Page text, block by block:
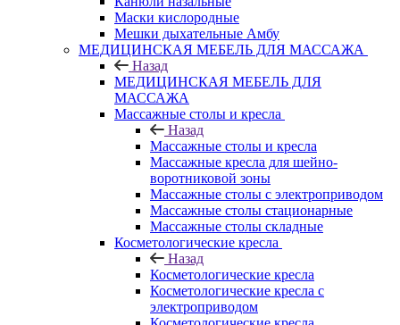
Маски кислородные
Мешки дыхательные Амбу
МЕДИЦИНСКАЯ МЕБЕЛЬ ДЛЯ МАССАЖА
Назад
МЕДИЦИНСКАЯ МЕБЕЛЬ ДЛЯ
МАССАЖА
Массажные столы и кресла
Назад
Массажные столы и кресла
Массажные кресла для шейно-
воротниковой зоны
Массажные столы с электроприводом
Массажные столы стационарные
Массажные столы складные
Косметологические кресла
Назад
Косметологические кресла
Косметологические кресла с
электроприводом